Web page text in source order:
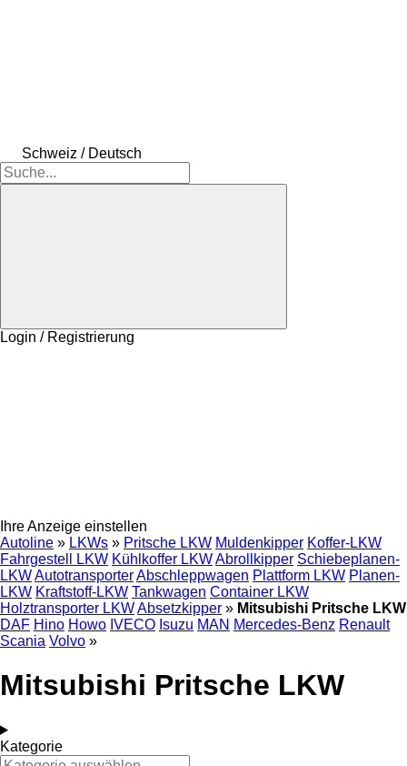
Schweiz / Deutsch
Login / Registrierung
Ihre Anzeige einstellen
Autoline » LKWs » Pritsche LKW Muldenkipper Koffer-LKW
Fahrgestell LKW Kühlkoffer LKWAbrollkipper Schiebeplanen-
LKWAutotransporterAbschleppwagen Plattform LKW Planen-
LKW Kraftstoff-LKW Tankwagen Container LKW
Holztransporter LKWAbsetzkipper » Mitsubishi Pritsche LKW
DAF Hino Howo IVECO Isuzu MAN Mercedes-Benz Renault
Scania Volvo »
Mitsubishi Pritsche LKW
Kategorie